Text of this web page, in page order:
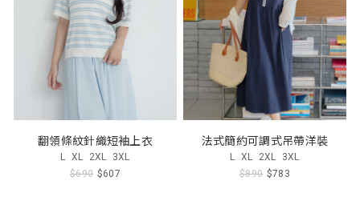
翻領條紋針織短袖上衣
L XL 2XL 3XL
$690 $607
法式簡約可調式吊帶洋裝
L XL 2XL 3XL
$890 $783